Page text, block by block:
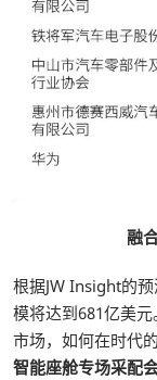
融
根据JW Insight的
模将达到681亿美
市场，如何在时代
智能座舱专场采配